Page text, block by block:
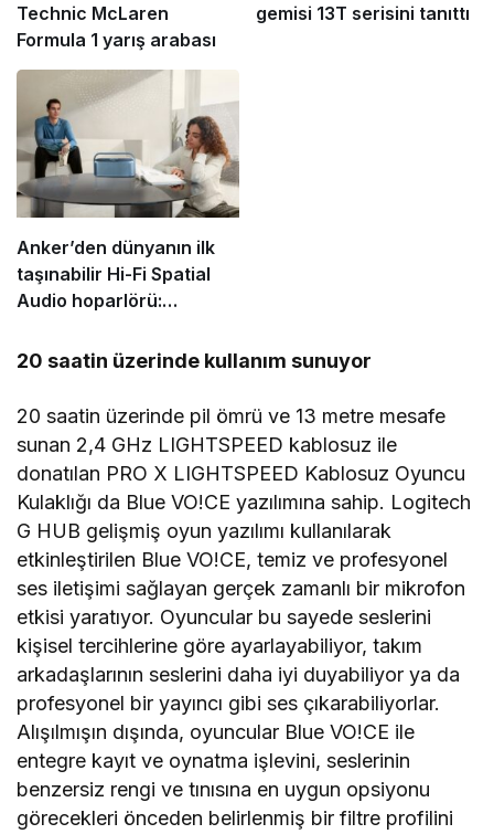
Technic McLaren
Formula 1 yarış arabası
gemisi 13T serisini tanıttı
Anker’den dünyanın ilk
taşınabilir Hi-Fi Spatial
Audio hoparlörü:
20 saatin üzerinde kullanım sunuyor
20 saatin üzerinde pil ömrü ve 13 metre mesafe
sunan 2,4 GHz LIGHTSPEED kablosuz ile
donatılan PRO X LIGHTSPEED Kablosuz Oyuncu
Kulaklığı da Blue VO!CE yazılımına sahip. Logitech
G HUB gelişmiş oyun yazılımı kullanılarak
etkinleştirilen Blue VO!CE, temiz ve profesyonel
ses iletişimi sağlayan gerçek zamanlı bir mikrofon
etkisi yaratıyor. Oyuncular bu sayede seslerini
kişisel tercihlerine göre ayarlayabiliyor, takım
arkadaşlarının seslerini daha iyi duyabiliyor ya da
profesyonel bir yayıncı gibi ses çıkarabiliyorlar.
Alışılmışın dışında, oyuncular Blue VO!CE ile
entegre kayıt ve oynatma işlevini, seslerinin
benzersiz rengi ve tınısına en uygun opsiyonu
görecekleri önceden belirlenmiş bir filtre profilini